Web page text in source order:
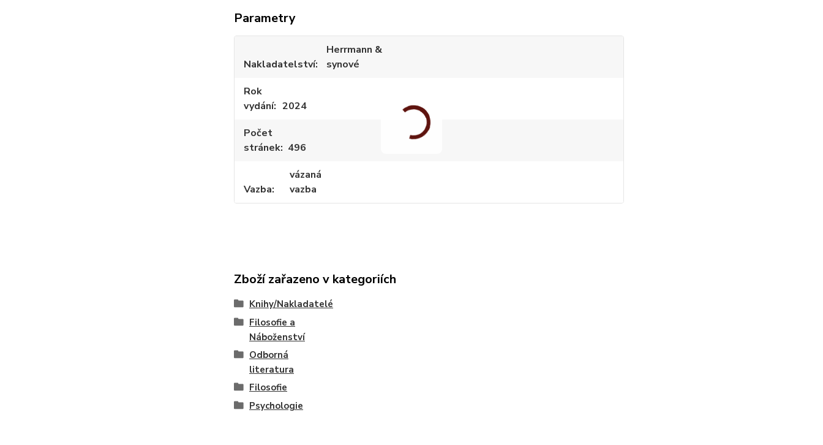
Parametry
Nakladatelství
Herrmann &
synové
Rok
vydání
2024
Počet
stránek 496
Vazba
vázaná
vazba
Zboží zařazeno v kategoriích
Knihy/Nakladatelé
Filosofie a
Náboženství
Odborná
literatura
Filosofie
Psychologie